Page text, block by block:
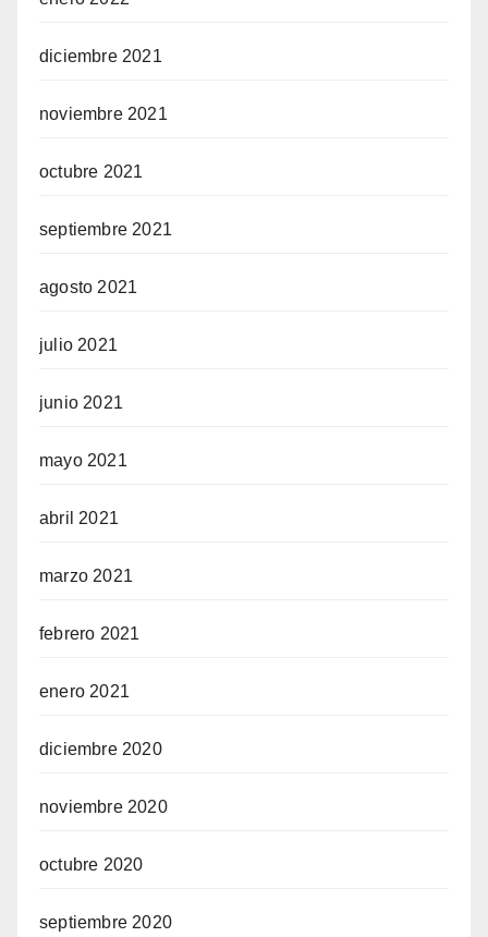
diciembre 2021
noviembre 2021
octubre 2021
septiembre 2021
agosto 2021
julio 2021
junio 2021
mayo 2021
abril 2021
marzo 2021
febrero 2021
enero 2021
diciembre 2020
noviembre 2020
octubre 2020
septiembre 2020